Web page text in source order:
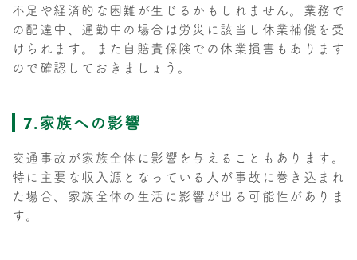
不足や経済的な困難が生じるかもしれません。業務で
の配達中、通勤中の場合は労災に該当し休業補償を受
けられます。また自賠責保険での休業損害もあります
ので確認しておきましょう。
7.家族への影響
交通事故が家族全体に影響を与えることもあります。
特に主要な収入源となっている人が事故に巻き込まれ
た場合、家族全体の生活に影響が出る可能性がありま
す。